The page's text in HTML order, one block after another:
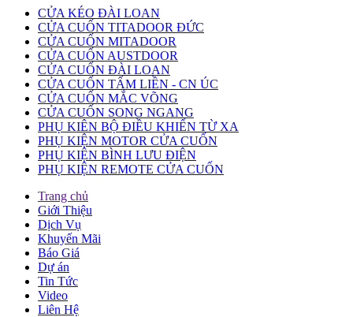
CỬA KÉO ĐÀI LOAN
CỬA CUỐN TITADOOR ĐỨC
CỬA CUỐN MITADOOR
CỬA CUỐN AUSTDOOR
CỬA CUỐN ĐÀI LOAN
CỬA CUỐN TẤM LIỀN - CN ÚC
CỬA CUỐN MẮC VÕNG
CỬA CUỐN SONG NGANG
PHỤ KIÊN BỘ ĐIỀU KHIỂN TỪ XA
PHỤ KIỆN MOTOR CỬA CUỐN
PHỤ KIỆN BÌNH LƯU ĐIỆN
PHỤ KIỆN REMOTE CỬA CUỐN
Trang chủ
Giới Thiệu
Dịch Vụ
Khuyến Mãi
Báo Giá
Dự án
Tin Tức
Video
Liên Hệ